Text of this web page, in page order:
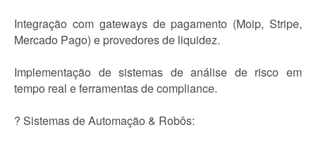
Integração com gateways de pagamento (Moip, Stripe,
Mercado Pago) e provedores de liquidez.
Implementação de sistemas de análise de risco em
tempo real e ferramentas de compliance.
? Sistemas de Automação & Robôs: